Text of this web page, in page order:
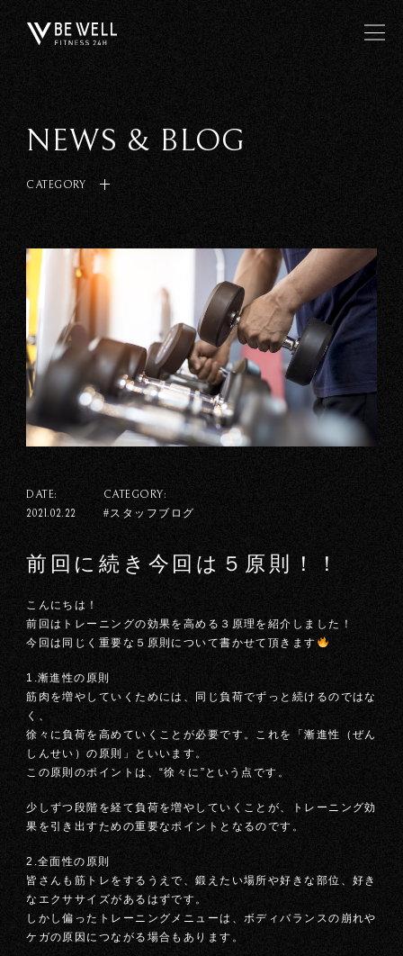
NEWS & BLOG
CATEGORY
DATE:
2021.02.22
CATEGORY:
#スタッフブログ
前回に続き今回は５原則！！
こんにちは！
前回はトレーニングの効果を高める３原理を紹介しました！
今回は同じく重要な５原則について書かせて頂きます
1.漸進性の原則
筋肉を増やしていくためには、同じ負荷でずっと続けるのではな
く、
徐々に負荷を高めていくことが必要です。これを「漸進性（ぜん
しんせい）の原則」といいます。
この原則のポイントは、“徐々に”という点です。
少しずつ段階を経て負荷を増やしていくことが、トレーニング効
果を引き出すための重要なポイントとなるのです。
2.全面性の原則
皆さんも筋トレをするうえで、鍛えたい場所や好きな部位、好き
なエクササイズがあるはずです。
しかし偏ったトレーニングメニューは、ボディバランスの崩れや
ケガの原因につながる場合もあります。